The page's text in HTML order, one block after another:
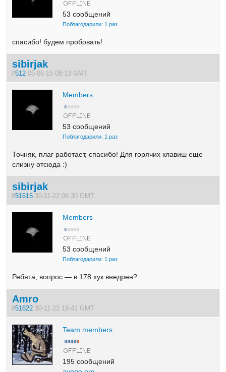
53 сообщений
Поблагодарили: 1 раз
спасибо! будем пробовать!
sibirjak
#512 05-06-15 08:13 GMT
Members
53 сообщений
Поблагодарили: 1 раз
Точняк, плаг работает, спасибо! Для горячих клавиш еще
слизну отсюда :)
sibirjak
#51615 30-11-22 06:30 GMT
Members
53 сообщений
Поблагодарили: 1 раз
Ребята, вопрос — в 178 хук внедрен?
Amro
#51622 30-11-22 19:41 GMT
Team members
195 сообщений